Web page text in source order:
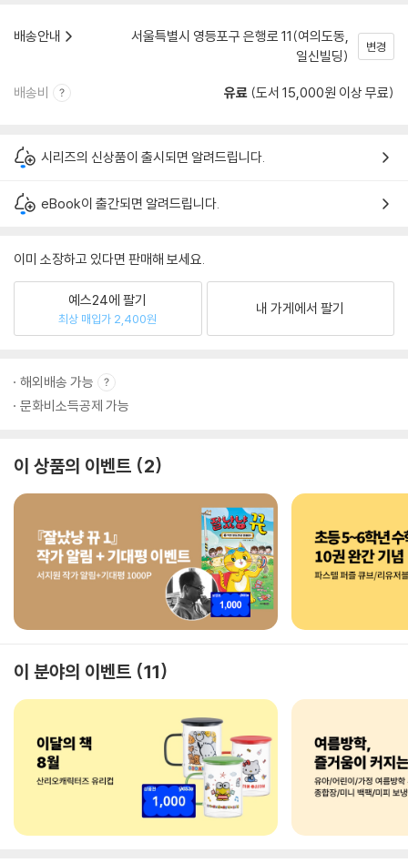
배송안내
서울특별시 영등포구 은행로 11(여의도동,
일신빌딩)
변경
배송비 유료 (도서 15,000원 이상 무료)
시리즈의 신상품이 출시되면 알려드립니다.
eBook이 출간되면 알려드립니다.
이미 소장하고 있다면 판매해 보세요.
예스24에 팔기
최상 매입가 2,400원
내 가게에서 팔기
해외배송 가능
문화비소득공제 가능
이 상품의 이벤트 2
이 분야의 이벤트 11